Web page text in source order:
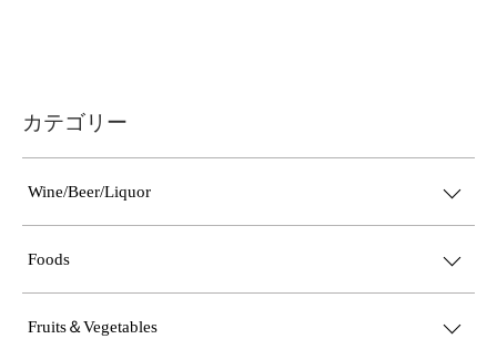
カテゴリー
Wine/Beer/Liquor
Foods
Fruits＆Vegetables